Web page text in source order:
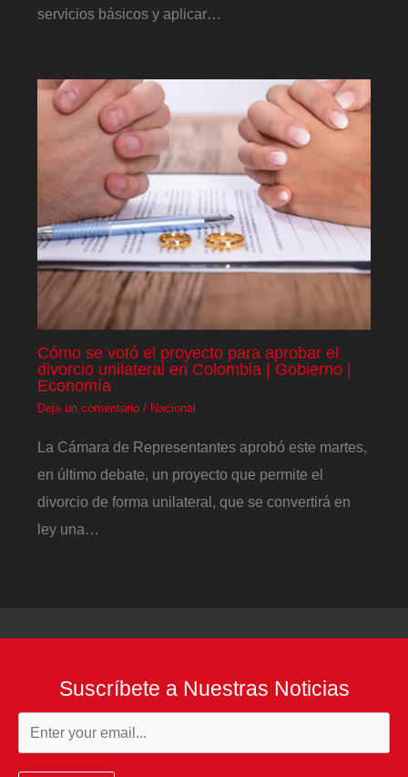
servicios básicos y aplicar…
Cómo se votó el proyecto para aprobar el
divorcio unilateral en Colombia | Gobierno |
Economía
Deja un comentario / Nacional
La Cámara de Representantes aprobó este martes,
en último debate, un proyecto que permite el
divorcio de forma unilateral, que se convertirá en
ley una…
Suscríbete a Nuestras Noticias